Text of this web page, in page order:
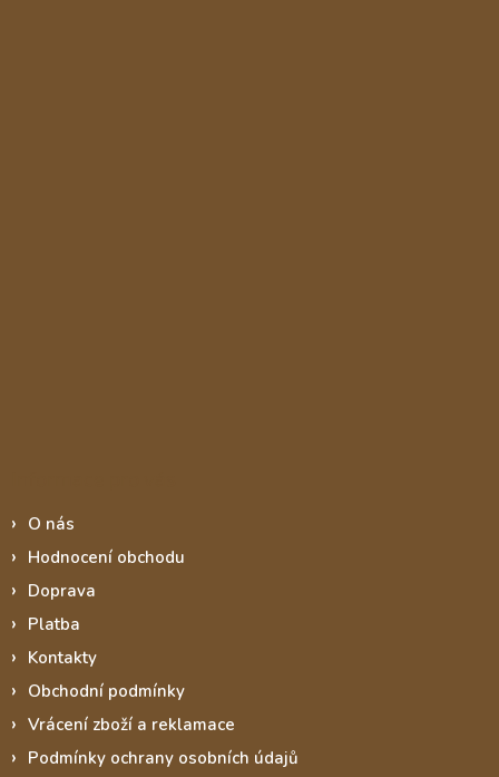
O nás
Hodnocení obchodu
Doprava
Platba
Kontakty
Obchodní podmínky
Vrácení zboží a reklamace
Podmínky ochrany osobních údajů